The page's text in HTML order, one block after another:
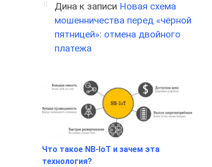
Дина к записи Новая схема
мошенничества перед «чёрной
пятницей»: отмена двойного
платежа
Что такое NB-IoT и зачем эта
технология?